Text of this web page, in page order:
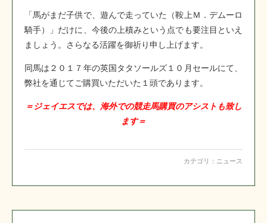
「馬がまだ子供で、遊んで走っていた（鞍上Ｍ．デムーロ
騎手）」だけに、今後の上積みという点でも要注目といえ
ましょう。さらなる活躍を御祈り申し上げます。
同馬は２０１７年の英国タタソールズ１０月セールにて、
弊社を通じてご購買いただいた１頭であります。
＝ジェイエスでは、海外での競走馬購買のアシストも致し
ます＝
カテゴリ： ニュース